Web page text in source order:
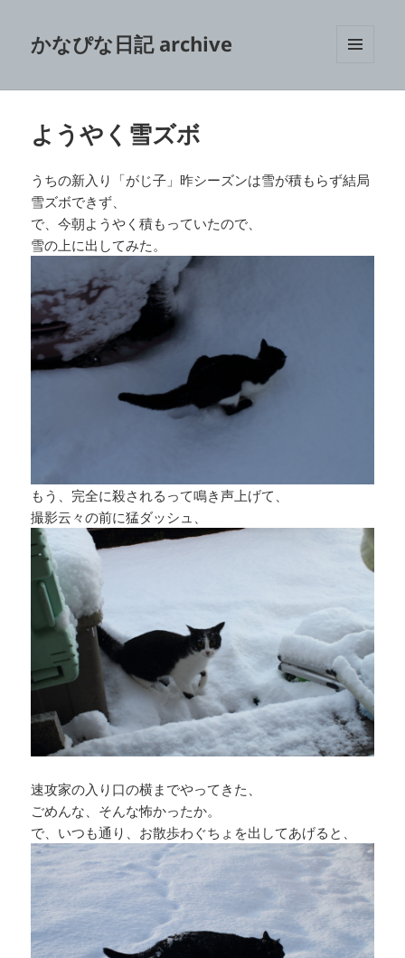
かなぴな日記 archive
ーとウ
ようやく雪ズボ
うちの新入り「がじ子」昨シーズンは雪が積もらず結局
雪ズボできず、
で、今朝ようやく積もっていたので、
雪の上に出してみた。
もう、完全に殺されるって鳴き声上げて、
撮影云々の前に猛ダッシュ、
速攻家の入り口の横までやってきた、
ごめんな、そんな怖かったか。
で、いつも通り、お散歩わぐちょを出してあげると、